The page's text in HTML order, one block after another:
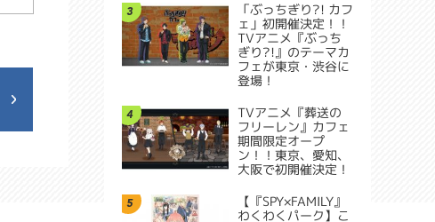
3
「ぶっちぎり?! カフ
ェ」初開催決定！！
TVアニメ『ぶっち
ぎり?!』のテーマカ
フェが東京・渋谷に
登場！
4
TVアニメ『葬送の
フリーレン』カフェ
期間限定オープ
ン！！東京、愛知、
大阪で初開催決定！
5
【『SPY×FAMILY』
わくわくパーク】こ